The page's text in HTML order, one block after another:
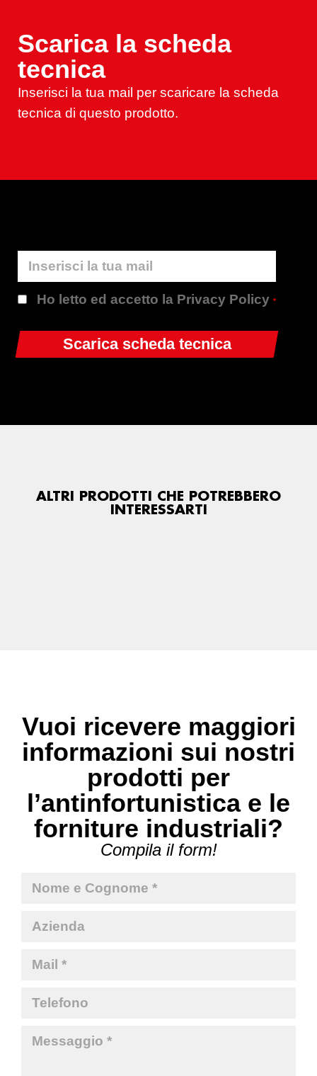
Scarica la scheda
tecnica
Inserisci la tua mail per scaricare la scheda
tecnica di questo prodotto.
Ho letto ed accetto la Privacy Policy*
ALTRI PRODOTTI CHE POTREBBERO
INTERESSARTI
Vuoi ricevere maggiori
informazioni sui nostri
prodotti per
l’antinfortunistica e le
forniture industriali?
Compila il form!